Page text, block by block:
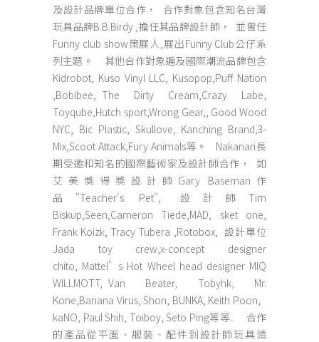
及設計品牌單位合作， 合作對象包含知名台灣
玩具品牌B.B.Birdy ,擔任其品牌設計師， 並曾任
Funny club show策展人,展出Funny Club公仔系
列主題。 其他合作對象遍及國際潮流品牌包含
Kidrobot, Kuso Vinyl LLC, Kusopop,Puff Nation
,Boblbee, The Dirty Cream,Crazy Labe,
Toyqube,Hutch sport,Wrong Gear,, Good Wood
NYC, Bic Plastic, Skullove, Kanching Brand,3-
Mix,Scoot Attack,Fury Animals等。 Nakanari長
期受邀和知名的國際藝術家及設計師合作， 如
艾美獎得獎設計師Gary Baseman作
品"Teacher's Pet", 設計師Tim
Biskup,Seen,Cameron Tiede,MAD, sket one,
Frank Koizk, Tracy Tubera ,Rotobox, 設計單位
Jada toy crew,x-concept designer
chito, Mattel’s Hot Wheel head designer MIQ
WILLMOTT, Van Beater, Tobyhk, Mr.
Kone,Banana Virus, Shon, BUNKA, Keith Poon,
kaNO, Paul Shih, Toiboy, Seto Ping等等.. 合作
的產品從平面、服裝、配件到設計師玩具領